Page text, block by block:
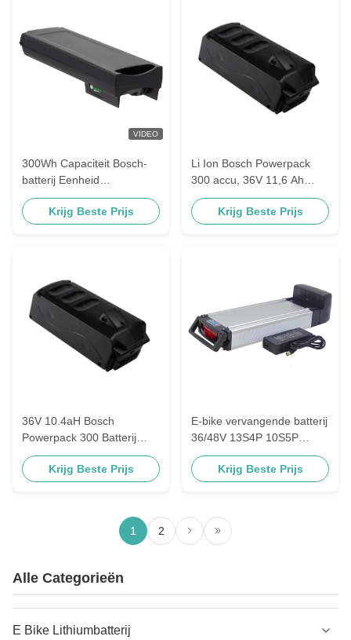
VIDEO
300Wh Capaciteit Bosch-
batterij Eenheid
Betrouwbare energie voor
industriële toepassingen
Krijg Beste Prijs
Li Ion Bosch Powerpack
300 accu, 36V 11,6 Ah
accu voor elektrische fiets
Krijg Beste Prijs
36V 10.4aH Bosch
Powerpack 300 Batterij
voor elektrische fietsen
ScootersKrijg Beste Prijs
E-bike vervangende batterij
36/48V 13S4P 10S5P
Elektrische fiets
Lithiumbatterij met USB-
Krijg Beste Prijs
1 2
Alle Categorieën
E Bike Lithiumbatterij